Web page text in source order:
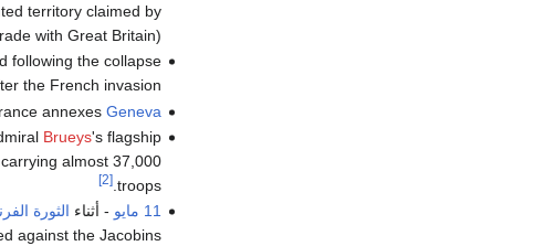
territory claimed by
with Great Britain).
following the collapse
the French invasion.
annexes Geneva
Brueys's flagship
almost 37,000
troops.
[2]
11 مايو - أثناء الثورة
against the Jacobins .